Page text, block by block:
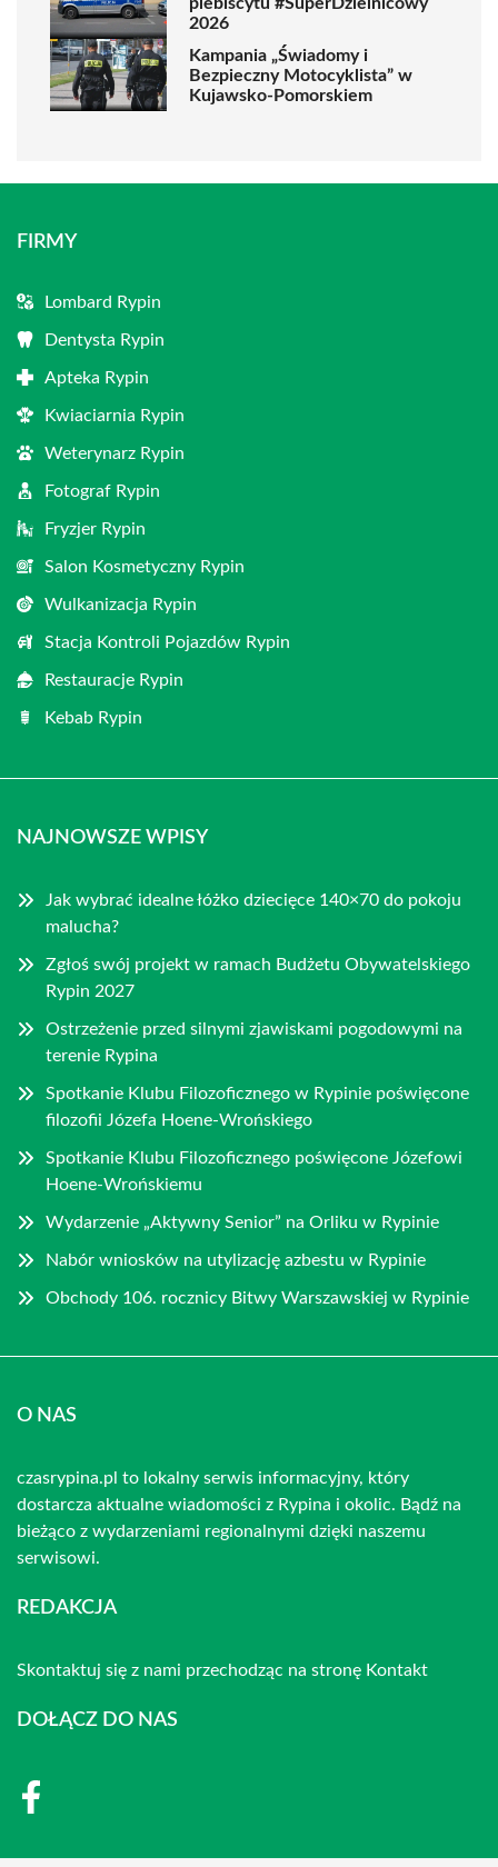
2026
Kampania „Świadomy i
Bezpieczny Motocyklista” w
Kujawsko-Pomorskiem
FIRMY
Lombard Rypin
Dentysta Rypin
Apteka Rypin
Kwiaciarnia Rypin
Weterynarz Rypin
Fotograf Rypin
Fryzjer Rypin
Salon Kosmetyczny Rypin
Wulkanizacja Rypin
Stacja Kontroli Pojazdów Rypin
Restauracje Rypin
Kebab Rypin
NAJNOWSZE WPISY
Jak wybrać idealne łóżko dziecięce 140×70 do pokoju
malucha?
Zgłoś swój projekt w ramach Budżetu Obywatelskiego
Rypin 2027
Ostrzeżenie przed silnymi zjawiskami pogodowymi na
terenie Rypina
Spotkanie Klubu Filozoficznego w Rypinie poświęcone
filozofii Józefa Hoene-Wrońskiego
Spotkanie Klubu Filozoficznego poświęcone Józefowi
Hoene-Wrońskiemu
Wydarzenie „Aktywny Senior” na Orliku w Rypinie
Nabór wniosków na utylizację azbestu w Rypinie
Obchody 106. rocznicy Bitwy Warszawskiej w Rypinie
O NAS
czasrypina.pl to lokalny serwis informacyjny, który
dostarcza aktualne wiadomości z Rypina i okolic. Bądź na
bieżąco z wydarzeniami regionalnymi dzięki naszemu
serwisowi.
REDAKCJA
Skontaktuj się z nami przechodząc na stronę Kontakt
DOŁĄCZ DO NAS